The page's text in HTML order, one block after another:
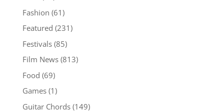
Fashion (61)
Featured (231)
Festivals(85)
Film News(813)
Food (69)
Games(1)
Guitar Chords(149)